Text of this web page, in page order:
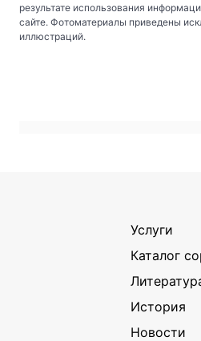
результате использования
сайте. Фотоматериалы приведены
иллюстраций.
Услуги
Каталог
История
Новости